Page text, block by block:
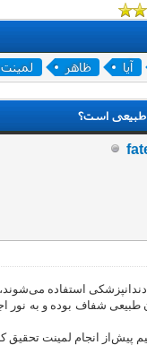
آیا ظاهر لمینت
طبیعی است؟
استفاده
طبیعی شفاف بوده و به
پیش‌از انجام لمینت تحقیق